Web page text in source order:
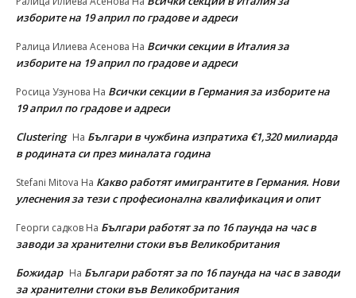
изборите на 19 април по градове и адреси
Ралица Илиева Асенова На Всички секции в Италия за
изборите на 19 април по градове и адреси
Росица Узунова На Всички секции в Германия за изборите на
19 април по градове и адреси
Clustering На Българи в чужбина изпратиха €1,320 милиарда
в родината си през миналата година
Stefani Mitova На Какво работят имигрантите в Германия. Нови
улеснeния за тези с професионална квалификация и опит
Георги садков На Българи работят за по 16 паунда на час в
заводи за хранителни стоки във Великобритания
Божидар На Българи работят за по 16 паунда на час в заводи
за хранителни стоки във Великобритания